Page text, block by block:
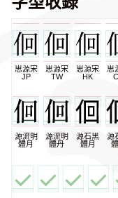
思源宋
JP
思源宋
TW
思源宋
HK
思
源流明
體月
源流明
體丹
源石黑
體月
源